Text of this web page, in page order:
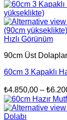
Hızlı Görünüm
90cm Üst Dolaplar
60cm 3 Kapaklı
₺4.850,00 – ₺